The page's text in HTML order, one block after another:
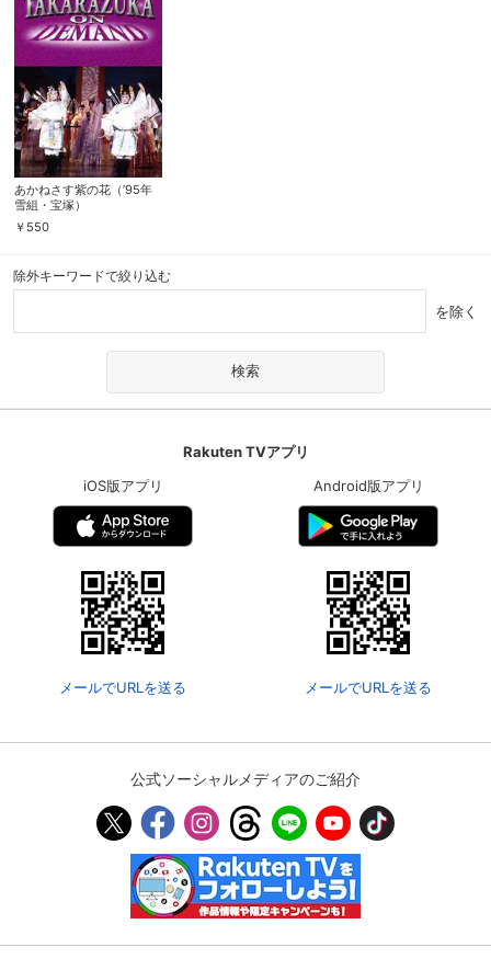
あかねさす紫の花（’95年
雪組・宝塚）
￥ 550
除外キーワードで絞り込む
を除く
Rakuten TVアプリ
iOS版アプリ
メールでURLを送る
Android版アプリ
メールでURLを送る
公式ソーシャルメディアのご紹介